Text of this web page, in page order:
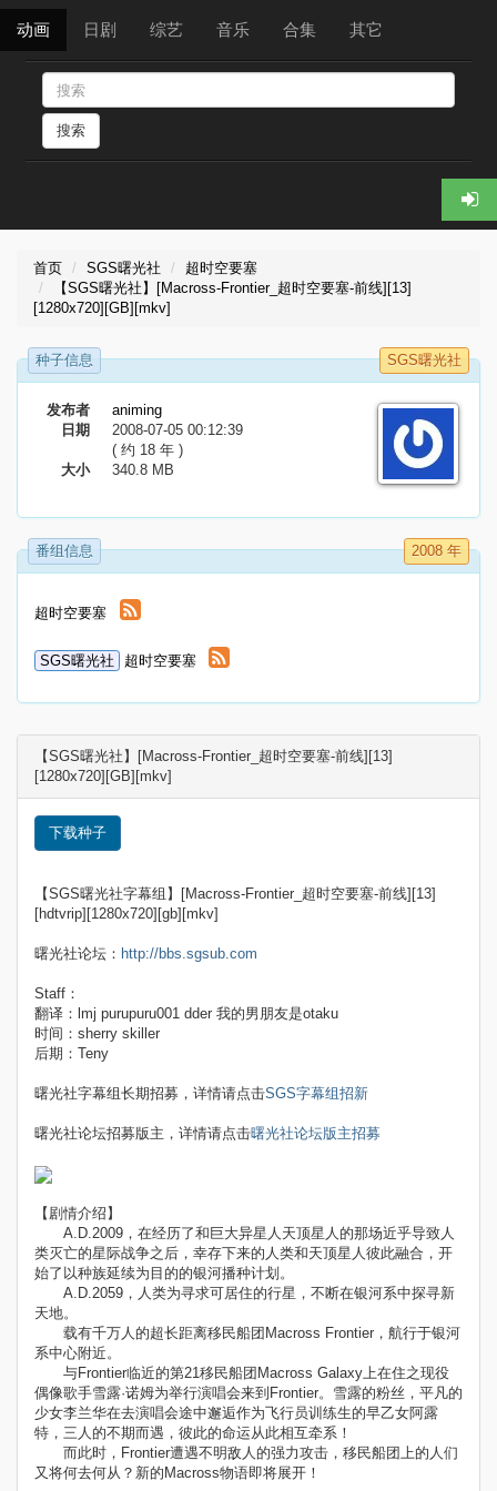
动画 日剧 综艺 音乐 合集 其它
搜索
首页 SGS曙光社
超时空要塞
【SGS曙光社】[Macross-Frontier_超时空要塞-前线][13]
[1280x720][GB][mkv]
种子信息 SGS曙光社
发布者
animing
日期
2008-07-05 00:12:39
( 约 18 年 )
大小
340.8 MB
番组信息 2008 年
超时空要塞
SGS曙光社 超时空要塞
【SGS曙光社】[Macross-Frontier_超时空要塞-前线][13]
[1280x720][GB][mkv]
下载种子
【SGS曙光社字幕组】[Macross-Frontier_超时空要塞-前线][13]
[hdtvrip][1280x720][gb][mkv]
曙光社论坛： http://bbs.sgsub.com
Staff：
翻译：lmj purupuru001 dder 我的男朋友是otaku
时间：sherry skiller
后期：Teny
曙光社字幕组长期招募，详情请点击SGS字幕组招新
曙光社论坛招募版主，详情请点击曙光社论坛版主招募
【剧情介绍】
A.D.2009，在经历了和巨大异星人天顶星人的那场近乎导致人
类灭亡的星际战争之后，幸存下来的人类和天顶星人彼此融合，开
始了以种族延续为目的的银河播种计划。
A.D.2059，人类为寻求可居住的行星，不断在银河系中探寻新
天地。
载有千万人的超长距离移民船团Macross Frontier，航行于银河
系中心附近。
与Frontier临近的第21移民船团Macross Galaxy上在住之现役
偶像歌手雪露·诺姆为举行演唱会来到Frontier。雪露的粉丝，平凡的
少女李兰华在去演唱会途中邂逅作为飞行员训练生的早乙女阿露
特，三人的不期而遇，彼此的命运从此相互牵系！
而此时，Frontier遭遇不明敌人的强力攻击，移民船团上的人们
又将何去何从？新的Macross物语即将展开！